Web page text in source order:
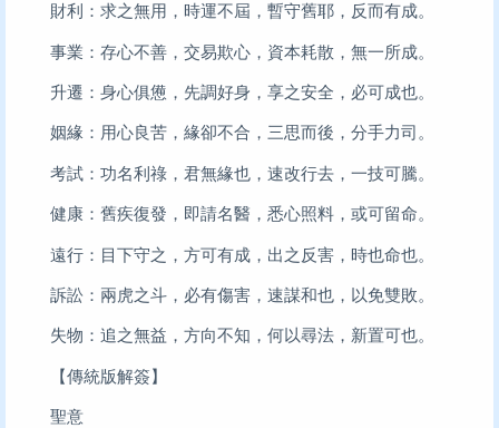
財利：求之無用，時運不屆，暫守舊耶，反而有成。
事業：存心不善，交易欺心，資本耗散，無一所成。
升遷：身心俱憊，先調好身，享之安全，必可成也。
姻緣：用心良苦，緣卻不合，三思而後，分手力司。
考試：功名利祿，君無緣也，速改行去，一技可騰。
健康：舊疾復發，即請名醫，悉心照料，或可留命。
遠行：目下守之，方可有成，出之反害，時也命也。
訴訟：兩虎之斗，必有傷害，速謀和也，以免雙敗。
失物：追之無益，方向不知，何以尋法，新置可也。
【傳統版解簽】
聖意